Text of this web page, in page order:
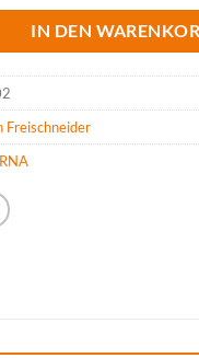
CHF
IN DEN
Freischneider